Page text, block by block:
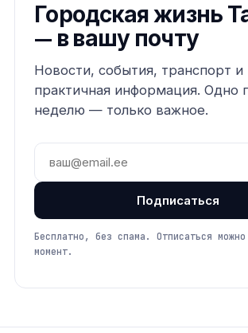
Городская жизнь
— в вашу почту
Новости, события, транспорт и
практичная информация. Одно
неделю — только важное.
Подписаться
Бесплатно, без спама. Отписаться
момент.